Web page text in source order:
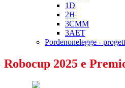
1D
2H
3CMM
3AET
Pordenonelegge -
Robocup 2025 e